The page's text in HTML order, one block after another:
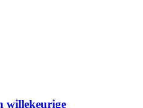
willekeurige